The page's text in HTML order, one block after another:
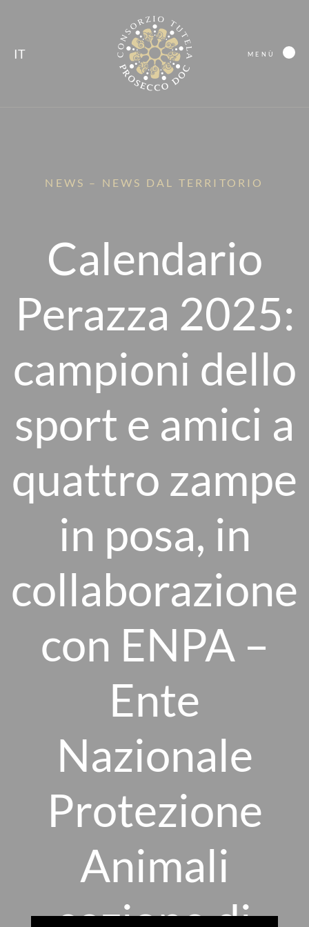
IT MENÙ
NEWS – NEWS DAL TERRITORIO
Calendario
Perazza 2025:
campioni dello
sport e amici a
quattro zampe
in posa, in
collaborazione
con ENPA –
Ente
Nazionale
Protezione
Animali